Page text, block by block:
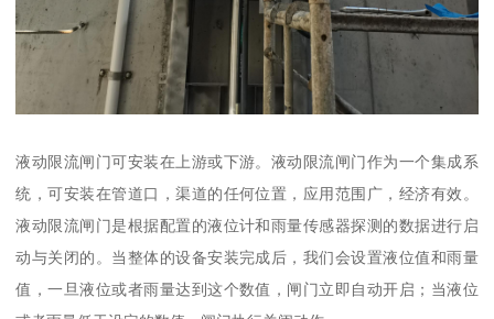
液动限流闸门可安装在上游或下游。液动限流闸门作为一个集成系
统，可安装在管道口，渠道的任何位置，应用范围广，经济有效。
液动限流闸门是根据配置的液位计和雨量传感器探测的数据进行启
动与关闭的。当整体的设备安装完成后，我们会设置液位值和雨量
值，一旦液位或者雨量达到这个数值，闸门立即自动开启；当液位